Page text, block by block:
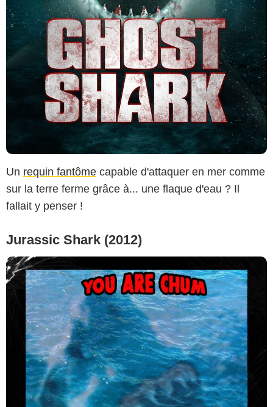
Un requin fantôme capable d'attaquer en mer comme
sur la terre ferme grâce à... une flaque d'eau ? Il
fallait y penser !
Jurassic Shark (2012)